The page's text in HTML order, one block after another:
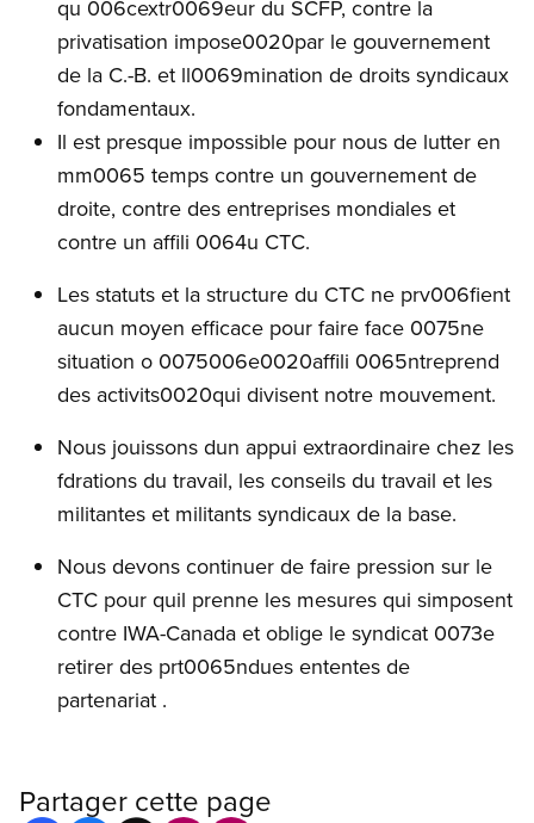
qu 006cextr0069eur du SCFP, contre la
privatisation impose0020par le gouvernement
de la C.-B. et ll0069mination de droits syndicaux
fondamentaux.
Il est presque impossible pour nous de lutter en
mm0065 temps contre un gouvernement de
droite, contre des entreprises mondiales et
contre un affili 0064u CTC.
Les statuts et la structure du CTC ne prv006fient
aucun moyen efficace pour faire face 0075ne
situation o 0075006e0020affili 0065ntreprend
des activits0020qui divisent notre mouvement.
Nous jouissons dun appui extraordinaire chez les
fdrations du travail, les conseils du travail et les
militantes et militants syndicaux de la base.
Nous devons continuer de faire pression sur le
CTC pour quil prenne les mesures qui simposent
contre IWA-Canada et oblige le syndicat 0073e
retirer des prt0065ndues ententes de
partenariat .
Partager cette page